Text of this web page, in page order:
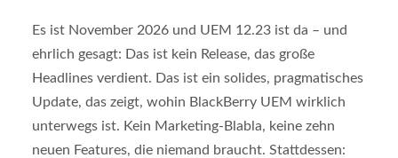
Es ist November 2026 und UEM 12.23 ist da – und
ehrlich gesagt: Das ist kein Release, das große
Headlines verdient. Das ist ein solides, pragmatisches
Update, das zeigt, wohin BlackBerry UEM wirklich
unterwegs ist. Kein Marketing-Blabla, keine zehn
neuen Features, die niemand braucht. Stattdessen: